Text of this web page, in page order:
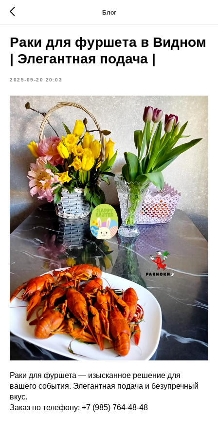
Блог
Раки для фуршета в Видном
| Элегантная подача |
2025-09-20 20:03
Раки для фуршета — изысканное решение для
вашего события. Элегантная подача и безупречный
вкус.
Заказ по телефону: +7 (985) 764-48-48